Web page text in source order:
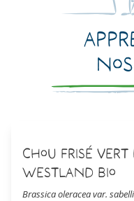
Chou Frisé Vert
Westland Bio
Brassica oleracea var.